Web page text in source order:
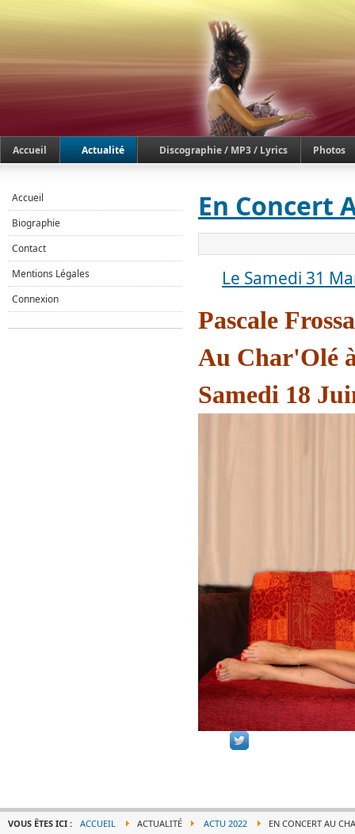
Accueil Actualité Discographie / MP3 / Lyrics Photos
En Concert
Le Samedi 31
Pascale
Au Char'Olé
Samedi 18
Accueil
Biographie
Contact
Mentions Légales
Connexion
VOUS ÊTES ICI : ACCUEIL ACTUALITÉ ACTU 2022 EN CONCERT AU